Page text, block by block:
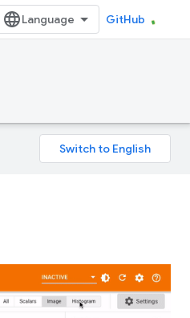
GitHub